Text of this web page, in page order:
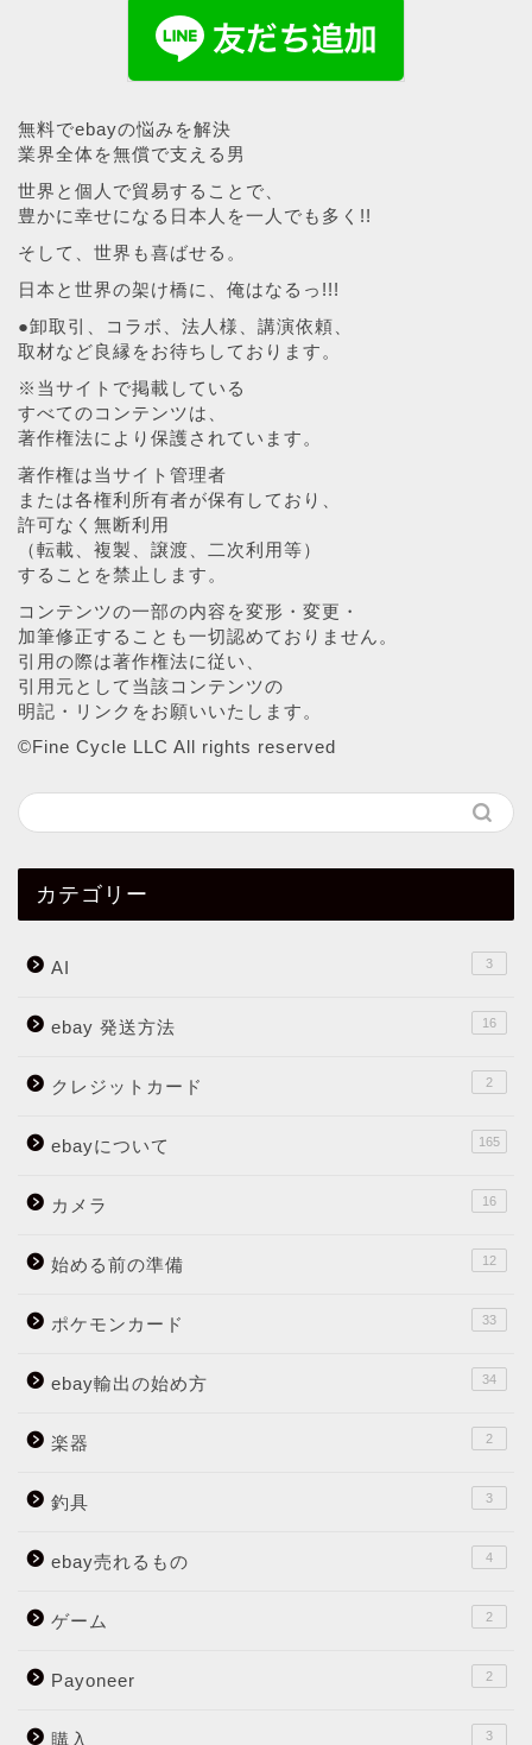
無料でebayの悩みを解決
業界全体を無償で支える男
世界と個人で貿易することで、
豊かに幸せになる日本人を一人でも多く!!
そして、世界も喜ばせる。
日本と世界の架け橋に、俺はなるっ!!!
●卸取引、コラボ、法人様、講演依頼、
取材など良縁をお待ちしております。
※当サイトで掲載している
すべてのコンテンツは、
著作権法により保護されています。
著作権は当サイト管理者
または各権利所有者が保有しており、
許可なく無断利用
（転載、複製、譲渡、二次利用等）
することを禁止します。
コンテンツの一部の内容を変形・変更・
加筆修正することも一切認めておりません。
引用の際は著作権法に従い、
引用元として当該コンテンツの
明記・リンクをお願いいたします。
©︎Fine Cycle LLC All rights reserved
カテゴリー
AI 3
ebay 発送方法 16
クレジットカード 2
ebayについて 165
カメラ 16
始める前の準備 12
ポケモンカード 33
ebay輸出の始め方 34
楽器 2
釣具 3
ebay売れるもの 4
ゲーム 2
Payoneer 2
購入 3